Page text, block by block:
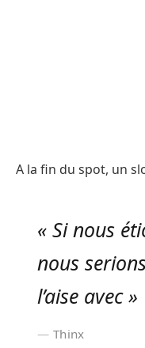
A la fin du spot, un
« Si nous
nous
l’aise avec »
Thinx